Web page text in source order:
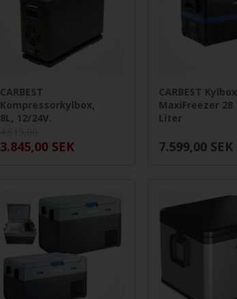
CARBEST
Kompressorkylbox,
8L, 12/24V.
3.845,00 SEK
CARBEST Kylbox
MaxiFreezer 28
Liter
7.599,00 SEK